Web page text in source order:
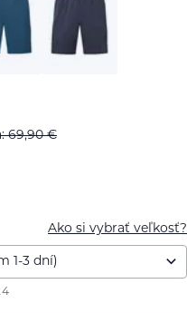
69,90€
Ako si vybrať veľkosť?